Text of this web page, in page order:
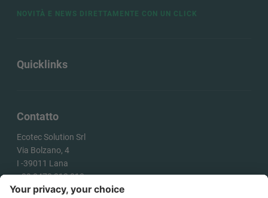
Contatto
Ecotec Solution Srl
Via Bolzano, 4
I -39011 Lana
+39 0473 313 010
info@ecotecsolution.com
Quicklinks
NOVITÀ E NEWS DIRETTAMENTE CON UN CLICK